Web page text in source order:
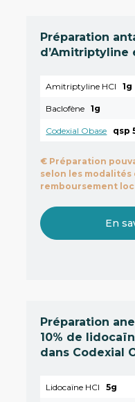
Préparation
d’Amitriptyline
Amitriptyline HCl 1g
Baclofène 1g
Codexial Obase qsp
€ Préparation
selon les modalités
remboursement
En
Préparation
10% de
dans Codexial
Lidocaïne HCl 5g